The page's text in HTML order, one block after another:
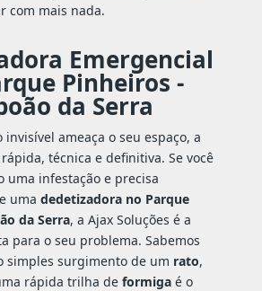
com mais nada.
Emergencial
Pinheiros -
da Serra
ameaça o seu espaço, a
técnica e definitiva. Se você
uma infestação e precisa
uma dedetizadora no Parque
da Serra, a Ajax Soluções é a
para o seu problema. Sabemos
simples surgimento de um rato,
rápida trilha de formigaé o